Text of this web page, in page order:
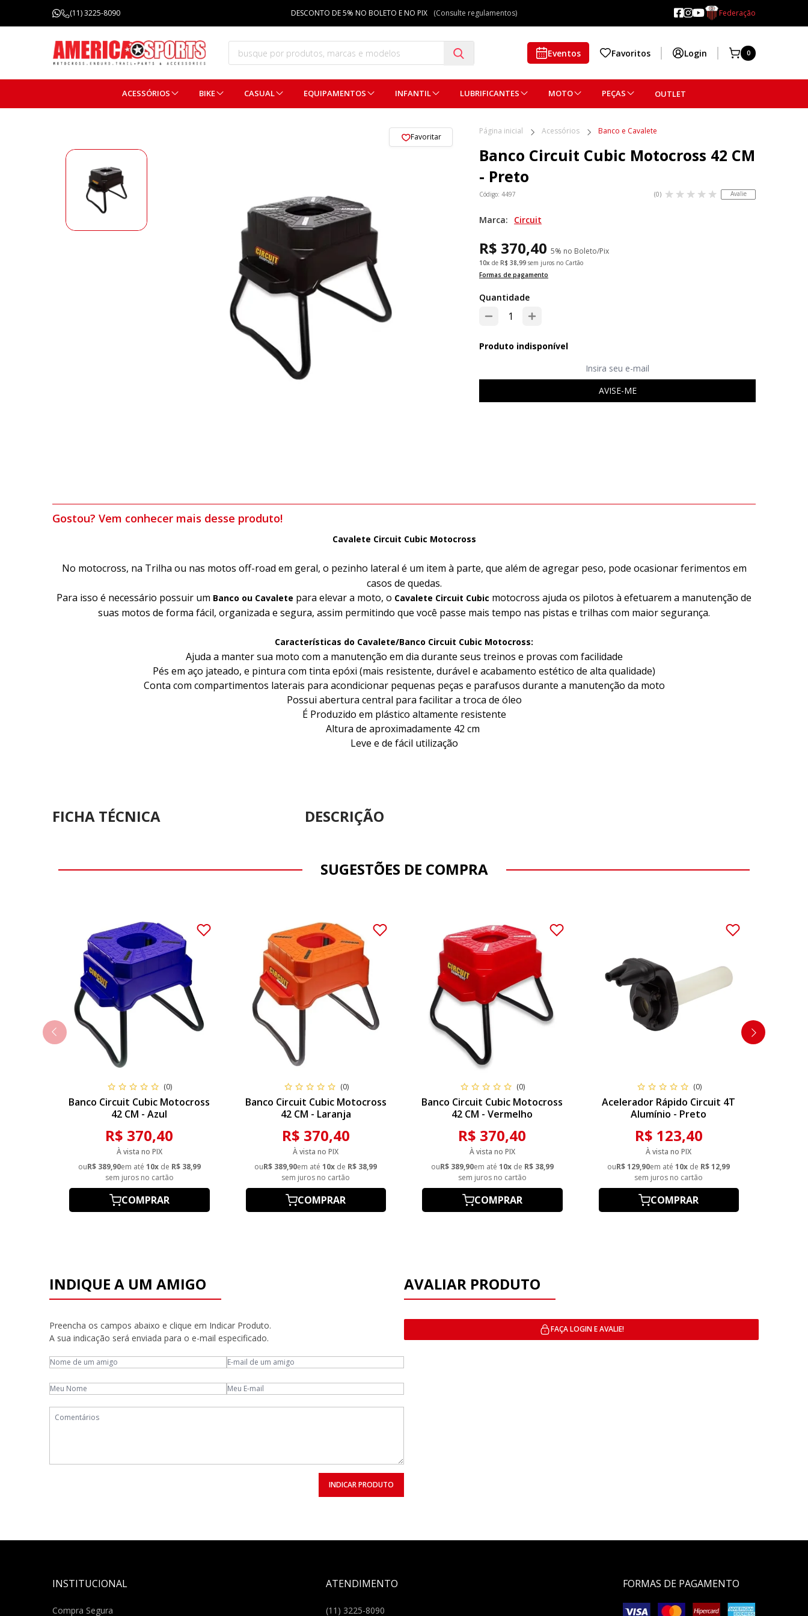
(11) 3225-8090
FRETE GRÁTIS ACIMA DE R$ 299,99 DESCONTO DE 5% NO BOLETO E NO PIX (Consulte regulamentos) Federação
Eventos Favoritos Login 0
ACESSÓRIOS BIKE CASUAL EQUIPAMENTOS INFANTIL LUBRIFICANTES MOTO PEÇAS OUTLET
Favoritar
Página inicial Acessórios Banco e Cavalete
Banco Circuit Cubic Motocross 42 CM
- Preto
Código: 4497 (0) Avalie
Marca: Circuit
R$ 370,40 5% no Boleto/Pix
10x de R$ 38,99 sem juros no Cartão
Formas de pagamento
Quantidade
Produto indisponível
AVISE-ME
Gostou? Vem conhecer mais desse produto!
Cavalete Circuit Cubic Motocross
No motocross, na Trilha ou nas motos off-road em geral, o pezinho lateral é um item à parte, que além de agregar peso, pode ocasionar ferimentos em
casos de quedas.
Para isso é necessário possuir um Banco ou Cavalete para elevar a moto, o Cavalete Circuit Cubic motocross ajuda os pilotos à efetuarem a manutenção de
suas motos de forma fácil, organizada e segura, assim permitindo que você passe mais tempo nas pistas e trilhas com maior segurança.
Características do Cavalete/Banco Circuit Cubic Motocross:
Ajuda a manter sua moto com a manutenção em dia durante seus treinos e provas com facilidade
Pés em aço jateado, e pintura com tinta epóxi (mais resistente, durável e acabamento estético de alta qualidade)
Conta com compartimentos laterais para acondicionar pequenas peças e parafusos durante a manutenção da moto
Possui abertura central para facilitar a troca de óleo
É Produzido em plástico altamente resistente
Altura de aproximadamente 42 cm
Leve e de fácil utilização
FICHA TÉCNICA DESCRIÇÃO
SUGESTÕES DE COMPRA
(0)
Banco Circuit Cubic Motocross
42 CM - Azul
R$ 370,40
À vista no PIX
ouR$ 389,90em até 10xde R$ 38,99
sem juros no cartão
COMPRAR
(0)
Banco Circuit Cubic Motocross
42 CM - Laranja
R$ 370,40
À vista no PIX
ouR$ 389,90em até10x de R$ 38,99
sem juros no cartão
COMPRAR
(0)
Banco Circuit Cubic Motocross
42 CM - Vermelho
R$ 370,40
À vista no PIX
ouR$ 389,90em até 10xde R$ 38,99
sem juros no cartão
COMPRAR
(0)
Acelerador Rápido Circuit 4T
Alumínio - Preto
R$ 123,40
À vista no PIX
ouR$ 129,90em até10x de R$ 12,99
sem juros no cartão
COMPRAR
INDIQUE A UM AMIGO
Preencha os campos abaixo e clique em Indicar Produto.
A sua indicação será enviada para o e-mail especificado.
INDICAR PRODUTO
AVALIAR PRODUTO
FAÇA LOGIN E AVALIE!
INSTITUCIONAL
Compra Segura
ATENDIMENTO
(11) 3225-8090
FORMAS DE PAGAMENTO